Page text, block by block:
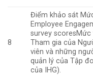
8
Điểm khảo sát
Employee
survey scoresMức
Tham gia của
viên và những
quản lý của Tập
của IHG).